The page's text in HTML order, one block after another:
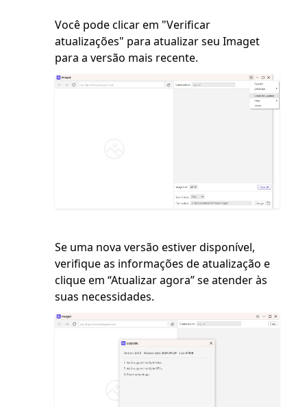
Você pode clicar em "Verificar
atualizações" para atualizar seu Imaget
para a versão mais recente.
Se uma nova versão estiver disponível,
verifique as informações de atualização e
clique em “Atualizar agora” se atender às
suas necessidades.